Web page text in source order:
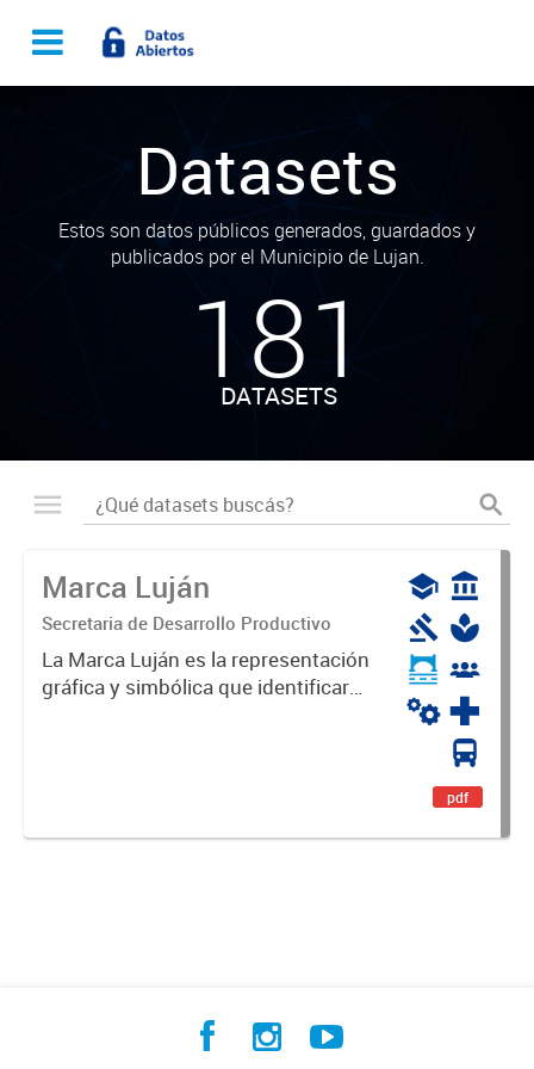
Datasets
Estos son datos públicos generados, guardados y
publicados por el Municipio de Lujan.
181
DATASETS
Marca Luján
Secretaria de Desarrollo Productivo
La Marca Luján es la representación
gráfica y simbólica que identificará
pdf